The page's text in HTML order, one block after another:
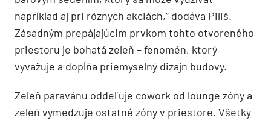
napríklad aj pri rôznych akciách,“ dodáva Piliš.
Zásadným prepájajúcim prvkom tohto otvoreného
priestoru je bohatá zeleň – fenomén, ktorý
vyvažuje a dopĺňa priemyselný dizajn budovy.
Zeleň paravánu oddeľuje cowork od lounge zóny a
zeleň vymedzuje ostatné zóny v priestore. Všetky